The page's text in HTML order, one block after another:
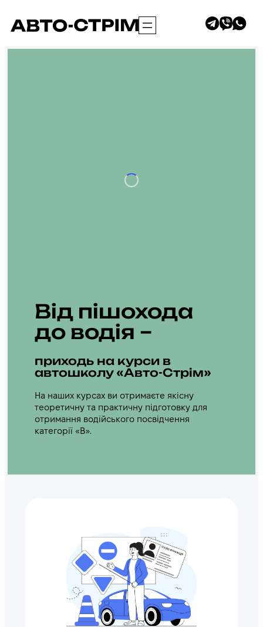
до
Від пішохода
до водія –
приходь на курси в
автошколу «Авто-Стрім»
На наших курсах ви отримаєте якісну
теоретичну та практичну підготовку для
отримання водійського посвідчення
категорії «B».